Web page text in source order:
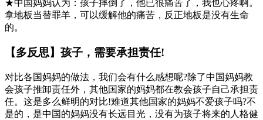
★中国妈妈认为：孩子摔倒了，他已很痛苦了，我也心疼啊。
拿地板当替罪羊，可以缓解他的痛苦，反正地板是没有生命
的。
【多反思】孩子，需要承担责任!
对比各国妈妈的做法，我们会有什么感想呢?除了中国妈妈教
会孩子推卸责任外，其他国家的妈妈都在教会孩子自己承担责
任。这是多么鲜明的对比!难道其他国家的妈妈不爱孩子吗?不
是的，是中国的妈妈没有长远目光，没有为孩子将来的人格健